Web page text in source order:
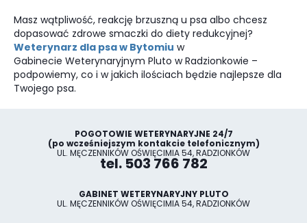
Masz wątpliwość, reakcję brzuszną u psa albo chcesz
dopasować zdrowe smaczki do diety redukcyjnej?
Weterynarz dla psa w Bytomiu w
Gabinecie Weterynaryjnym Pluto w Radzionkowie –
podpowiemy, co i w jakich ilościach będzie najlepsze dla
Twojego psa.
POGOTOWIE WETERYNARYJNE 24/7
(po wcześniejszym kontakcie telefonicznym)
UL. MĘCZENNIKÓW OŚWIĘCIMIA 54, RADZIONKÓW
GABINET WETERYNARYJNY PLUTO
UL. MĘCZENNIKÓW OŚWIĘCIMIA 54, RADZIONKÓW
tel. 503 766 782